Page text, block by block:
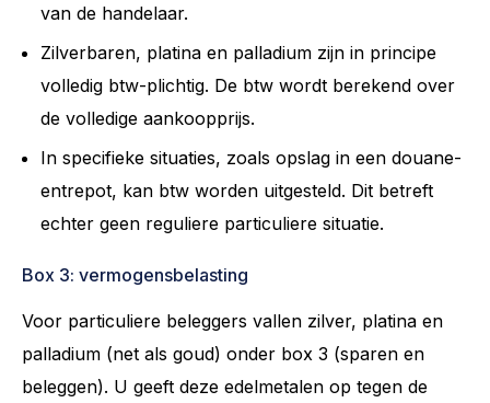
van de handelaar.
Zilverbaren, platina en palladium zijn in principe
volledig btw-plichtig. De btw wordt berekend over
de volledige aankoopprijs.
In specifieke situaties, zoals opslag in een douane-
entrepot, kan btw worden uitgesteld. Dit betreft
echter geen reguliere particuliere situatie.
Box 3: vermogensbelasting
Voor particuliere beleggers vallen zilver, platina en
palladium (net als goud) onder box 3 (sparen en
beleggen). U geeft deze edelmetalen op tegen de